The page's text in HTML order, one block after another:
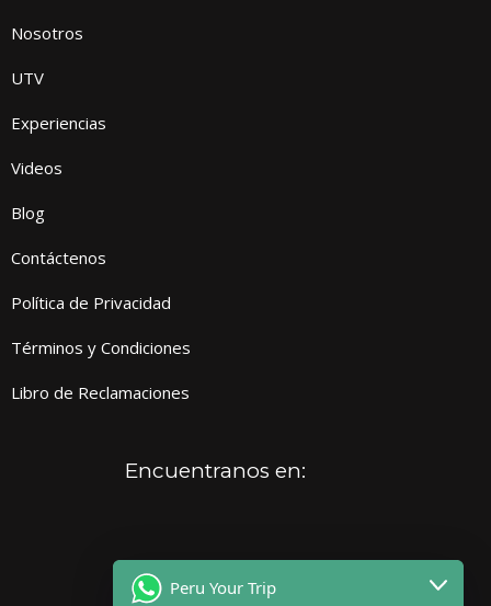
Nosotros
UTV
Experiencias
Videos
Blog
Contáctenos
Política de Privacidad
Términos y Condiciones
Libro de Reclamaciones
Encuentranos en:
Peru Your Trip